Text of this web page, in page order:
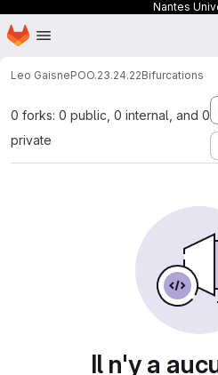
Nantes
Passer au contenu principal
Page d'accueil
Leo GaisnePOO.23.24.22Bifurcations
0 forks: 0 public, 0 internal, and 0
private
Il n'y a